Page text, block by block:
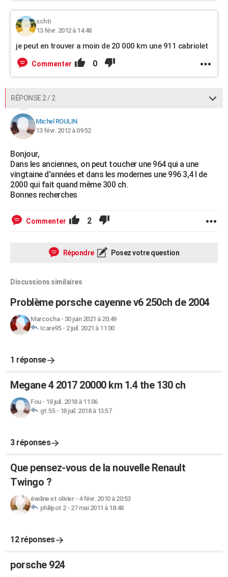
schti
13 févr. 2012 à 14:48
je peut en trouver a moin de 20 000 km une 911 cabriolet
Commenter 0
RÉPONSE 2 / 2
Michel ROULIN
13 févr. 2012 à 09:52
Bonjour,
Dans les anciennes, on peut toucher une 964 qui a une
vingtaine d'années et dans les modernes une 996 3,4 l de
2000 qui fait quand même 300 ch.
Bonnes recherches
Commenter 2
Répondre Posez votre question
Discussions similaires
Problème porsche cayenne v6 250ch de 2004
Marcocha- 30 juin 2021 à 20:49
Icare95- 2 juil. 2021 à 11:00
1 réponse
Megane 4 2017 20000 km 1.4 the 130 ch
Fou- 18 juil. 2018 à 11:06
gt.55- 18 juil. 2018 à 13:57
3 réponses
Que pensez-vous de la nouvelle Renault
Twingo ?
éveline et olivier- 4 févr. 2010 à 20:53
philipot 2- 27 mai 2011 à 18:48
12 réponses
porsche 924